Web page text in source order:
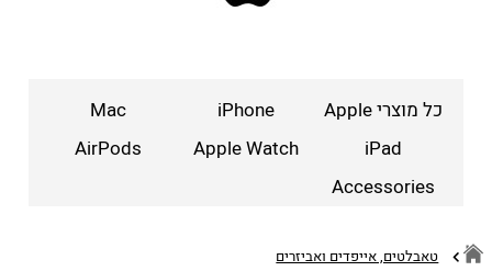
כל מוצרי Apple iPhone
Mac
iPad
Apple Watch
AirPods
Accessories
טאבלטים, אייפדים ואביזרים